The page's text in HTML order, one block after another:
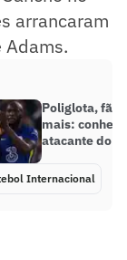
arrancaram
Adams.
Poliglota, fã
mais:
atacante do
Internacional